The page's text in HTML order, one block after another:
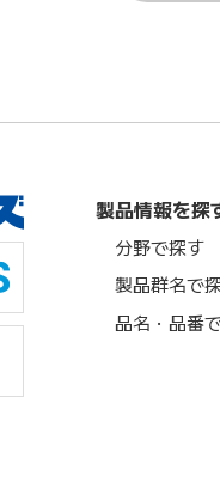
製品情報を探
分野で探す
製品群名で
品名・品番